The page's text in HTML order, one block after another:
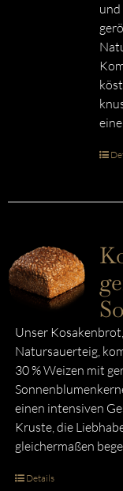
und
Unser
Natursauerteig,
30 % Weizen mit
einen intensiven
Kruste, die
gleichermaßen
Details